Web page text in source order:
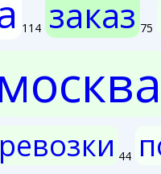
114 заказ 75
москва
44